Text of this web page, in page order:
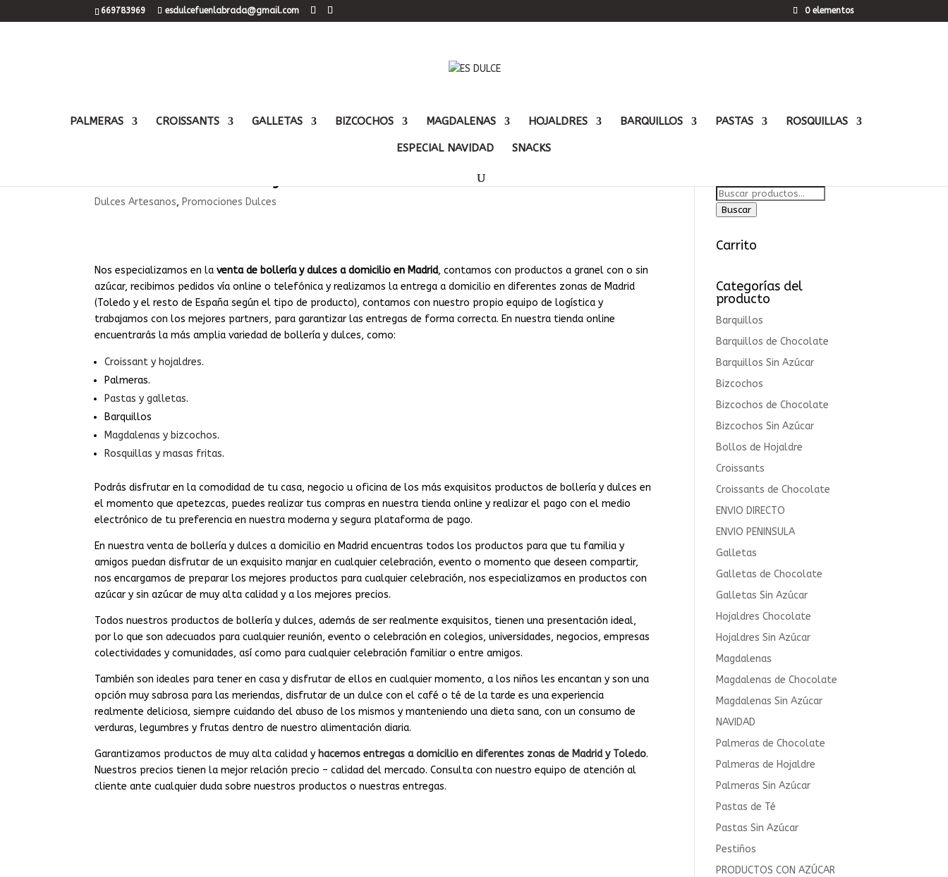
669783969 esdulcefuenlabrada@gmail.com 0 elementos
PALMERAS CROISSANTS GALLETAS BIZCOCHOS MAGDALENAS HOJALDRES BARQUILLOS PASTAS ROSQUILLAS
ESPECIAL NAVIDAD SNACKS
Venta de bollería y dulces a domicilio en Madrid
Dulces Artesanos, Promociones Dulces
Nos especializamos en laventa de bollería y dulces a domicilio en Madrid, contamos con productos a granel con o sin
azúcar, recibimos pedidos vía online o telefónica y realizamos la entrega a domicilio en diferentes zonas de Madrid
(Toledo y el resto de España según el tipo de producto), contamos con nuestro propio equipo de logística y
trabajamos con los mejores partners, para garantizar las entregas de forma correcta. En nuestra tienda online
encuentrarás la más amplia variedad de bollería y dulces, como:
Croissant y hojaldres.
Palmeras.
Pastas y galletas.
Barquillos
Magdalenas y bizcochos.
Rosquillas y masas fritas.
Podrás disfrutar en la comodidad de tu casa, negocio u oficina de los más exquisitos productos de bollería y dulces en
el momento que apetezcas, puedes realizar tus compras en nuestra tienda online y realizar el pago con el medio
electrónico de tu preferencia en nuestra moderna y segura plataforma de pago.
En nuestra venta de bollería y dulces a domicilio en Madrid encuentras todos los productos para que tu familia y
amigos puedan disfrutar de un exquisito manjar en cualquier celebración, evento o momento que deseen compartir,
nos encargamos de preparar los mejores productos para cualquier celebración, nos especializamos en productos con
azúcar y sin azúcar de muy alta calidad y a los mejores precios.
Todos nuestros productos de bollería y dulces, además de ser realmente exquisitos, tienen una presentación ideal,
por lo que son adecuados para cualquier reunión, evento o celebración en colegios, universidades, negocios, empresas
colectividades y comunidades, así como para cualquier celebración familiar o entre amigos.
También son ideales para tener en casa y disfrutar de ellos en cualquier momento, a los niños les encantan y son una
opción muy sabrosa para las meriendas, disfrutar de un dulce con el café o té de la tarde es una experiencia
realmente deliciosa, siempre cuidando del abuso de los mismos y manteniendo una dieta sana, con un consumo de
verduras, legumbres y frutas dentro de nuestro alimentación diaria.
Garantizamos productos de muy alta calidad y hacemos entregas a domicilio en diferentes zonas de Madrid y Toledo.
Nuestros precios tienen la mejor relación precio – calidad del mercado. Consulta con nuestro equipo de atención al
cliente ante cualquier duda sobre nuestros productos o nuestras entregas.
Buscar
por:
Buscar
Carrito
Categorías del
producto
Barquillos
Barquillos de Chocolate
Barquillos Sin Azúcar
Bizcochos
Bizcochos de Chocolate
Bizcochos Sin Azúcar
Bollos de Hojaldre
Croissants
Croissants de Chocolate
ENVIO DIRECTO
ENVIO PENINSULA
Galletas
Galletas de Chocolate
Galletas Sin Azúcar
Hojaldres Chocolate
Hojaldres Sin Azúcar
Magdalenas
Magdalenas de Chocolate
Magdalenas Sin Azúcar
NAVIDAD
Palmeras de Chocolate
Palmeras de Hojaldre
Palmeras Sin Azúcar
Pastas de Té
Pastas Sin Azúcar
Pestiños
PRODUCTOS CON AZÚCAR